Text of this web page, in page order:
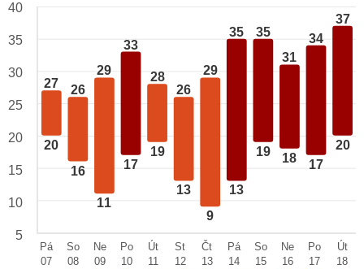
27
20
26
16
29
11
33
17
28
19
26
13
29
9
35
13
35
19
31
18
34
17
37
20
40
35
30
25
20
15
10
5
Pá
07
So
08
Ne
09
Po
10
Út
11
St
12
Čt
13
Pá
14
So
15
Ne
16
Po
17
Út
18